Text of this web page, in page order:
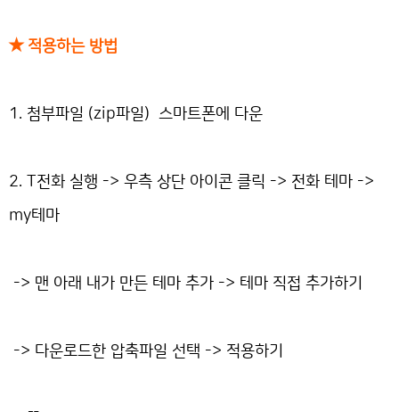
★ 적용하는 방법
1. 첨부파일 (zip파일) 스마트폰에 다운
2. T전화 실행 -> 우측 상단 아이콘 클릭 -> 전화 테마 ->
my테마
-> 맨 아래 내가 만든 테마 추가 -> 테마 직접 추가하기
-> 다운로드한 압축파일 선택 -> 적용하기